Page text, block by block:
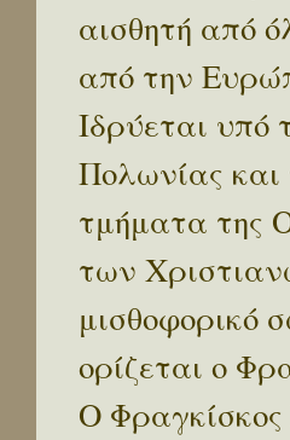
αισθητή από
από την
Ιδρύεται υπό
Πολωνίας
τμήματα της
των
μισθοφορικό
ορίζεται ο
Ο